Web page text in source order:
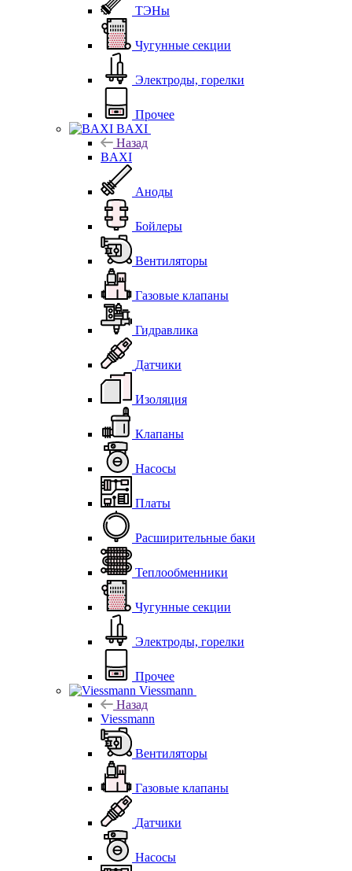
ТЭНы
Чугунные секции
Электроды, горелки
Прочее
BAXI
Назад
BAXI
Аноды
Бойлеры
Вентиляторы
Газовые клапаны
Гидравлика
Датчики
Изоляция
Клапаны
Насосы
Платы
Расширительные баки
Теплообменники
Чугунные секции
Электроды, горелки
Прочее
Viessmann
Назад
Viessmann
Вентиляторы
Газовые клапаны
Датчики
Насосы